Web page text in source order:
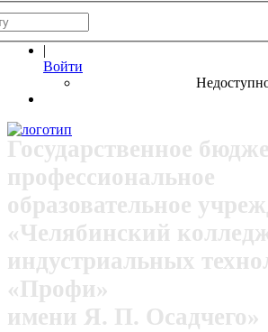
|
Войти
Государственное
профессиональное
образовательное
«Челябинский
индустриальных
«Профи»
имени Я. П. Осадчего»